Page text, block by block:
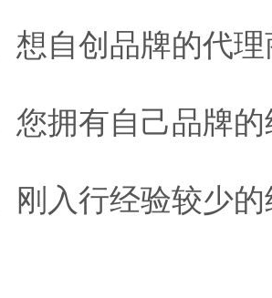
想自创品牌的代
您拥有自己品牌
刚入行经验较少